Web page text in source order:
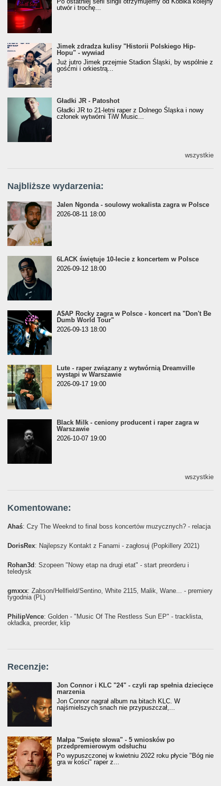
utwór i trochę...
Jimek zdradza kulisy "Historii Polskiego Hip-
Hopu" - wywiad
Jimek zdradza kulisy "Historii Polskiego Hip-
Hopu" - wywiad
Już jutro Jimek przejmie Stadion Śląski, by wspólnie z
gośćmi i orkiestrą...
Gładki JR - Patoshot
Gładki JR - Patoshot
Gładki JR to 21-letni raper z Dolnego Śląska i nowy
członek wytwórni TiW Music...
wszystkie
Najbliższe wydarzenia:
Jalen Ngonda - soulowy wokalista zagra w Polsce
2026-08-11 18:00
6LACK świętuje 10-lecie z koncertem w Polsce
2026-09-12 18:00
A$AP Rocky zagra w Polsce - koncert na "Don't Be
Dumb World Tour"
2026-09-13 18:00
Lute - raper związany z wytwórnią Dreamville
wystąpi w Warszawie
2026-09-17 19:00
Black Milk - ceniony producent i raper zagra w
Warszawie
2026-10-07 19:00
wszystkie
Komentowane:
Ahaś: Czy The Weeknd to final boss koncertów muzycznych? - relacja
DorisRex: Najlepszy Kontakt z Fanami - zagłosuj (Popkillery 2021)
Rohan3d : Szopeen "Nowy etap na drugi etat" - start preorderu i
teledysk
gmxxx: Żabson/Hellfield/Sentino, White 2115, Malik, Wane... - premiery
tygodnia (PL)
PhilipVence: Golden - "Music Of The Restless Sun EP" - tracklista,
okładka, preorder, klip
Recenzje:
Jon Connor i KLC "24" - czyli rap spełnia dziecięce
marzenia
Jon Connor nagrał album na bitach KLC. W
najśmielszych snach nie przypuszczał,...
Małpa "Święte słowa" - 5 wniosków po
przedpremierowym odsłuchu
Po wypuszczonej w kwietniu 2022 roku płycie "Bóg nie
gra w kości" raper z...